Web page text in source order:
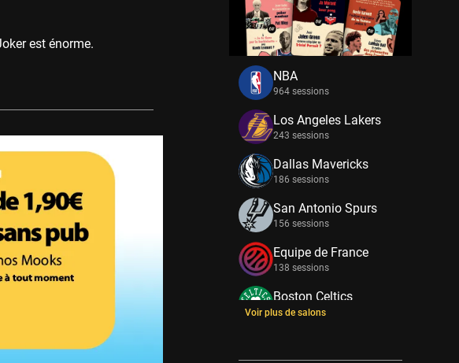
est énorme.
NBA
964 sessions
Los Angeles Lakers
243 sessions
Dallas Mavericks
186 sessions
San Antonio Spurs
156 sessions
Equipe de France
138 sessions
Boston Celtics
133 sessions
Voir plus de salons